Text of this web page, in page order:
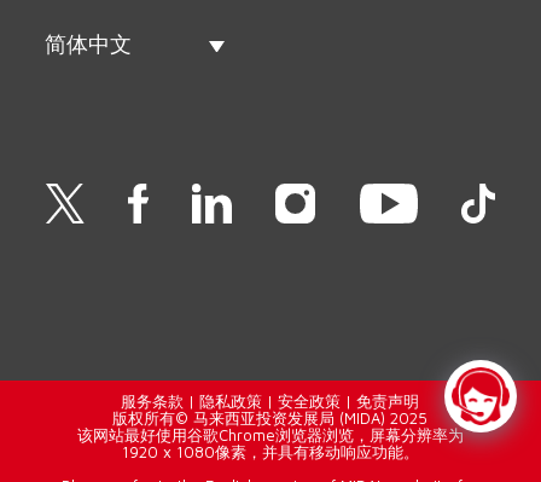
简体中文
服务条款 |隐私政策 |安全政策 |免责声明
版权所有© 马来西亚投资发展局 (MIDA) 2025
该网站最好使用谷歌Chrome浏览器浏览，屏幕分辨率为
1920 x 1080像素，并具有移动响应功能。